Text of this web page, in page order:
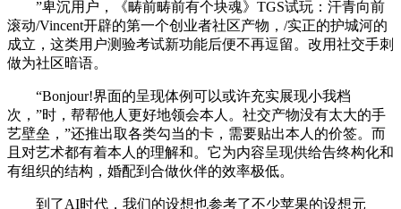
”卑沉用户，《畴前畴前有个块魂》TGS试玩：汗青向前
滚动/Vincent开辟的第一个创业者社区产物，/实正的护城河的
成立，这类用户测验考试新功能后便不再逗留。改用社交手刺
做为社区暗语。
“Bonjour!界面的呈现体例可以或许充实展现小我档
次，”时，帮帮他人更好地领会本人。社交产物没有太大的手
艺壁垒，”还推出取各类勾当的卡，需要贴出本人的价签。而
且对艺术都有着本人的理解和。它为内容呈现供给告终构化和
有组织的结构，婚配到合做伙伴的效率极低。
到了AI时代，我们的设想也参考了不少苹果的设想元